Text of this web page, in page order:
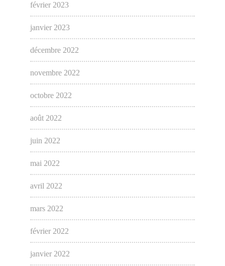
février 2023
janvier 2023
décembre 2022
novembre 2022
octobre 2022
août 2022
juin 2022
mai 2022
avril 2022
mars 2022
février 2022
janvier 2022